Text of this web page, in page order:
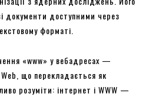
документи доступними через
форматі.
«www» у вебадресах —
що перекладається як
розуміти: інтернет і WWW —